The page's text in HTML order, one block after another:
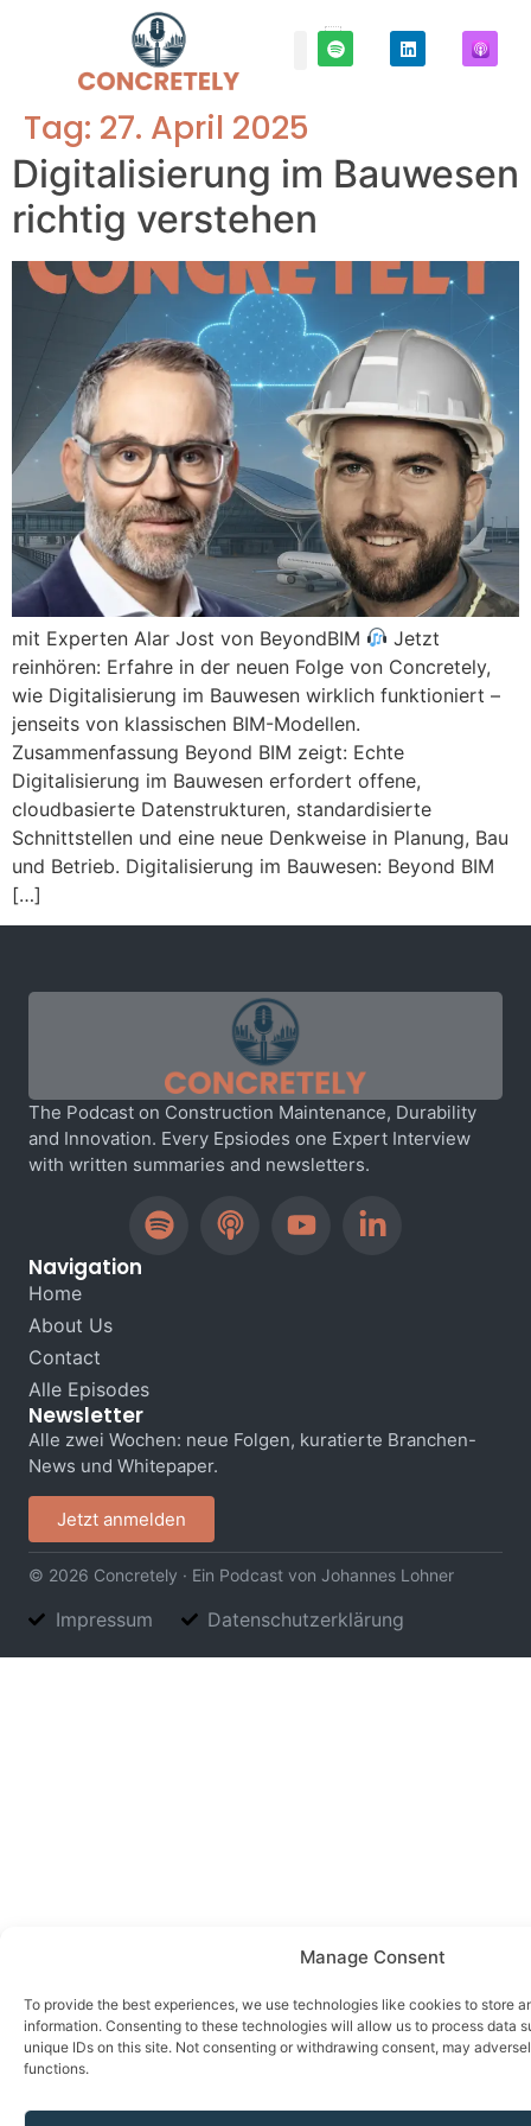
Manage Consent
To provide the best experiences, we use technologies like cookies to store
information. Consenting to these technologies will allow us to process data
unique IDs on this site. Not consenting or withdrawing consent, may
functions.
Tag: 27. April 2025
Digitalisierung im Bauwesen
richtig verstehen
mit Experten Alar Jost von BeyondBIM
Jetzt
reinhören: Erfahre in der neuen Folge von Concretely,
wie Digitalisierung im Bauwesen wirklich funktioniert –
jenseits von klassischen BIM-Modellen.
Zusammenfassung Beyond BIM zeigt: Echte
Digitalisierung im Bauwesen erfordert offene,
cloudbasierte Datenstrukturen, standardisierte
Schnittstellen und eine neue Denkweise in Planung, Bau
und Betrieb. Digitalisierung im Bauwesen: Beyond BIM
[…]
The Podcast on Construction Maintenance, Durability
and Innovation. Every Epsiodes one Expert Interview
with written summaries and newsletters.
Navigation
Home
About Us
Contact
Alle Episodes
Newsletter
Alle zwei Wochen: neue Folgen, kuratierte Branchen-
News und Whitepaper.
Jetzt anmelden
© 2026 Concretely · Ein Podcast von Johannes Lohner
Impressum Datenschutzerklärung